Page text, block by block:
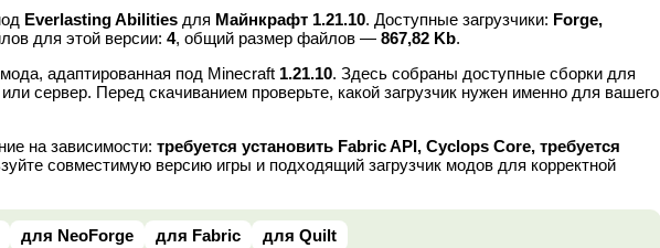
Everlasting Abilities для Майнкрафт 1.21.10. Доступные загрузчики: Forge,
для этой версии: 4, общий размер файлов — 867,82 Kb.
адаптированная под Minecraft 1.21.10. Здесь собраны доступные сборки для
сервер. Перед скачиванием проверьте, какой загрузчик нужен именно для вашего
на зависимости: требуется установить Fabric API, Cyclops Core, требуется
совместимую версию игры и подходящий загрузчик модов для корректной
для NeoForge для Fabric для Quilt